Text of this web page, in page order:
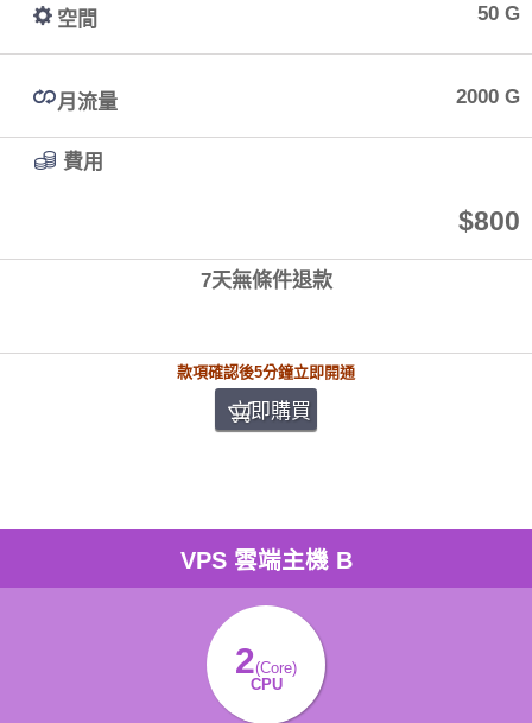
空間 50 G
月流量 2000 G
費用
$800
7天無條件退款
款項確認後5分鐘立即開通
立即購買
VPS 雲端主機 B
2(Core)
CPU